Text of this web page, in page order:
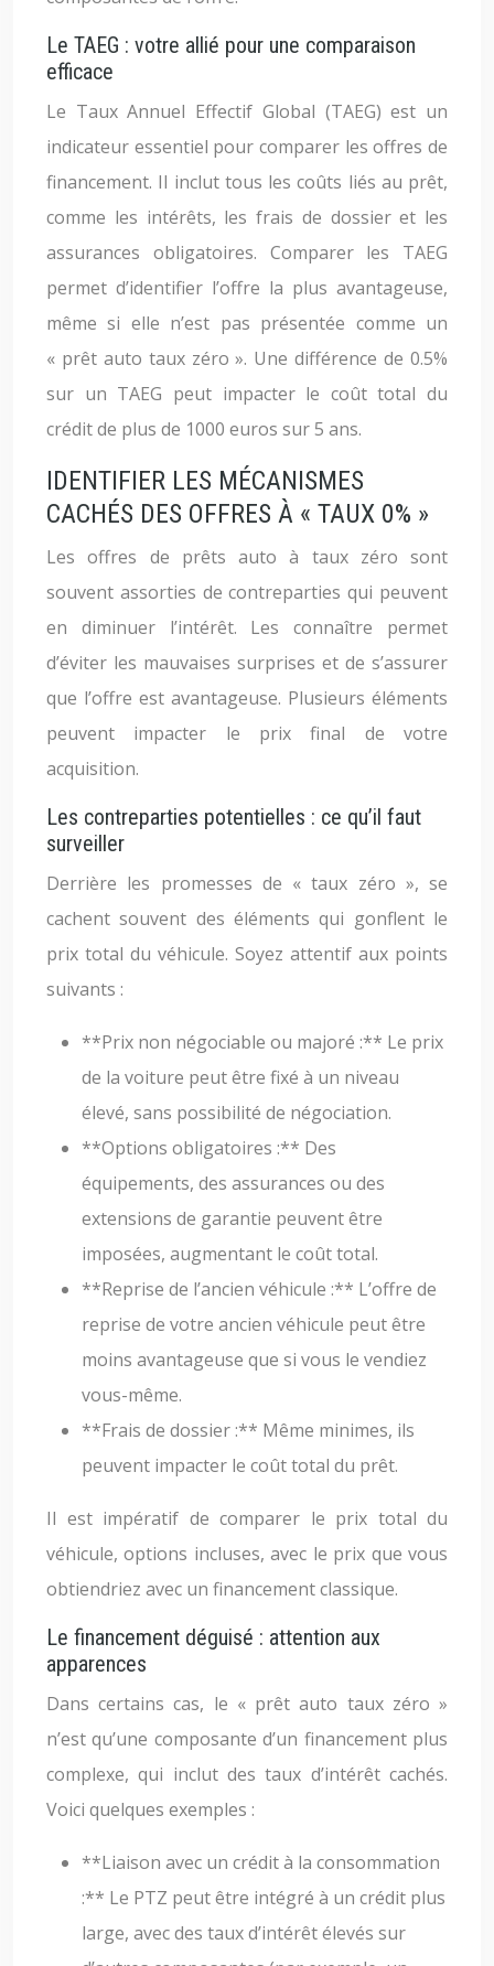
Le TAEG : votre allié pour une comparaison
efficace
Le Taux Annuel Effectif Global (TAEG) est un
indicateur essentiel pour comparer les offres de
financement. Il inclut tous les coûts liés au prêt,
comme les intérêts, les frais de dossier et les
assurances obligatoires. Comparer les TAEG
permet d’identifier l’offre la plus avantageuse,
même si elle n’est pas présentée comme un
« prêt auto taux zéro ». Une différence de 0.5%
sur un TAEG peut impacter le coût total du
crédit de plus de 1000 euros sur 5 ans.
IDENTIFIER LES MÉCANISMES
CACHÉS DES OFFRES À « TAUX 0% »
Les offres de prêts auto à taux zéro sont
souvent assorties de contreparties qui peuvent
en diminuer l’intérêt. Les connaître permet
d’éviter les mauvaises surprises et de s’assurer
que l’offre est avantageuse. Plusieurs éléments
peuvent impacter le prix final de votre
acquisition.
Les contreparties potentielles : ce qu’il faut
surveiller
Derrière les promesses de « taux zéro », se
cachent souvent des éléments qui gonflent le
prix total du véhicule. Soyez attentif aux points
suivants :
**Prix non négociable ou majoré :** Le prix
de la voiture peut être fixé à un niveau
élevé, sans possibilité de négociation.
**Options obligatoires :** Des
équipements, des assurances ou des
extensions de garantie peuvent être
imposées, augmentant le coût total.
**Reprise de l’ancien véhicule :** L’offre de
reprise de votre ancien véhicule peut être
moins avantageuse que si vous le vendiez
vous-même.
**Frais de dossier :** Même minimes, ils
peuvent impacter le coût total du prêt.
Il est impératif de comparer le prix total du
véhicule, options incluses, avec le prix que vous
obtiendriez avec un financement classique.
Le financement déguisé : attention aux
apparences
Dans certains cas, le « prêt auto taux zéro »
n’est qu’une composante d’un financement plus
complexe, qui inclut des taux d’intérêt cachés.
Voici quelques exemples :
**Liaison avec un crédit à la consommation
:** Le PTZ peut être intégré à un crédit plus
large, avec des taux d’intérêt élevés sur